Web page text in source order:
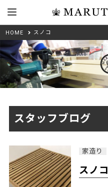
HOME スノコ
スタッフブログ
家造り
スノコ